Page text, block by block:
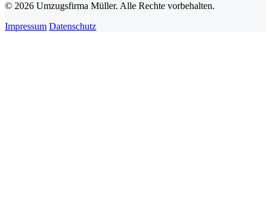
© 2026 Umzugsfirma Müller. Alle Rechte vorbehalten.
Impressum Datenschutz